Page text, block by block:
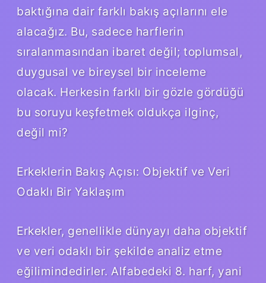
baktığına dair farklı bakış açılarını ele
alacağız. Bu, sadece harflerin
sıralanmasından ibaret değil; toplumsal,
duygusal ve bireysel bir inceleme
olacak. Herkesin farklı bir gözle gördüğü
bu soruyu keşfetmek oldukça ilginç,
değil mi?
Erkeklerin Bakış Açısı: Objektif ve Veri
Odaklı Bir Yaklaşım
Erkekler, genellikle dünyayı daha objektif
ve veri odaklı bir şekilde analiz etme
eğilimindedirler. Alfabedeki 8. harf, yani